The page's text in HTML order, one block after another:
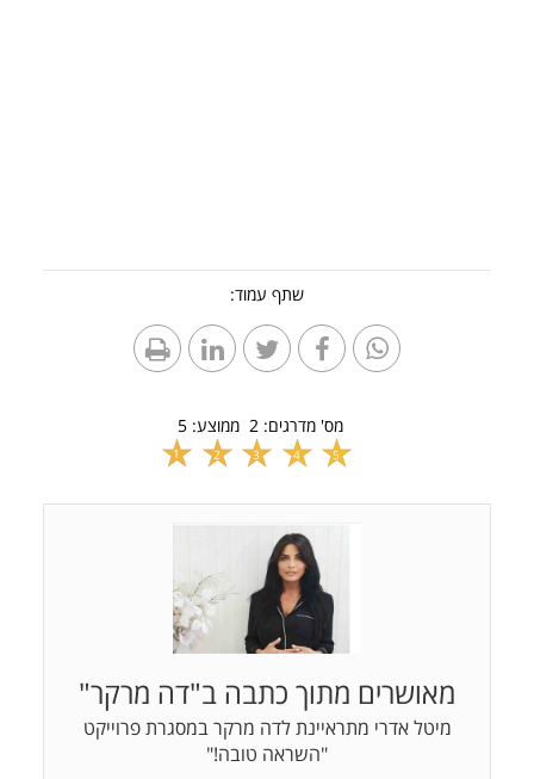
שתף עמוד:
מס' מדרגים:2 ממוצע:5
1 2 3 4 5
מאושרים מתוך כתבה ב"דה מרקר"
מיטל אדרי מתראיינת לדה מרקר במסגרת פרוייקט
"השראה טובה!"